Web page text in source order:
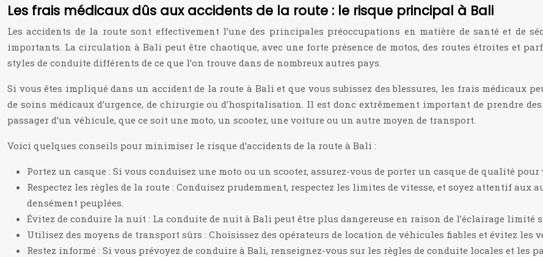
Les frais médicaux dûs aux accidents de la route : le risque principal à Bali
Les accidents de la route sont effectivement l’une des principales préoccupations en matière de santé et de
importants. La circulation à Bali peut être chaotique, avec une forte présence de motos, des routes étroites et
styles de conduite différents de ce que l’on trouve dans de nombreux autres pays.
Si vous êtes impliqué dans un accident de la route à Bali et que vous subissez des blessures, les frais médicaux
de soins médicaux d’urgence, de chirurgie ou d’hospitalisation. Il est donc extrêmement important de prendre
passager d’un véhicule, que ce soit une moto, un scooter, une voiture ou un autre moyen de transport.
Voici quelques conseils pour minimiser le risque d’accidents de la route à Bali :
Portez un casque : Si vous conduisez une moto ou un scooter, assurez-vous de porter un casque de qualité pour
Respectez les règles de la route : Conduisez prudemment, respectez les limites de vitesse, et soyez attentif
densément peuplées.
Évitez de conduire la nuit : La conduite de nuit à Bali peut être plus dangereuse en raison de l’éclairage limité
Utilisez des moyens de transport sûrs : Choisissez des opérateurs de location de véhicules fiables et évitez les
Restez informé : Si vous prévoyez de conduire à Bali, renseignez-vous sur les règles de conduite locales et